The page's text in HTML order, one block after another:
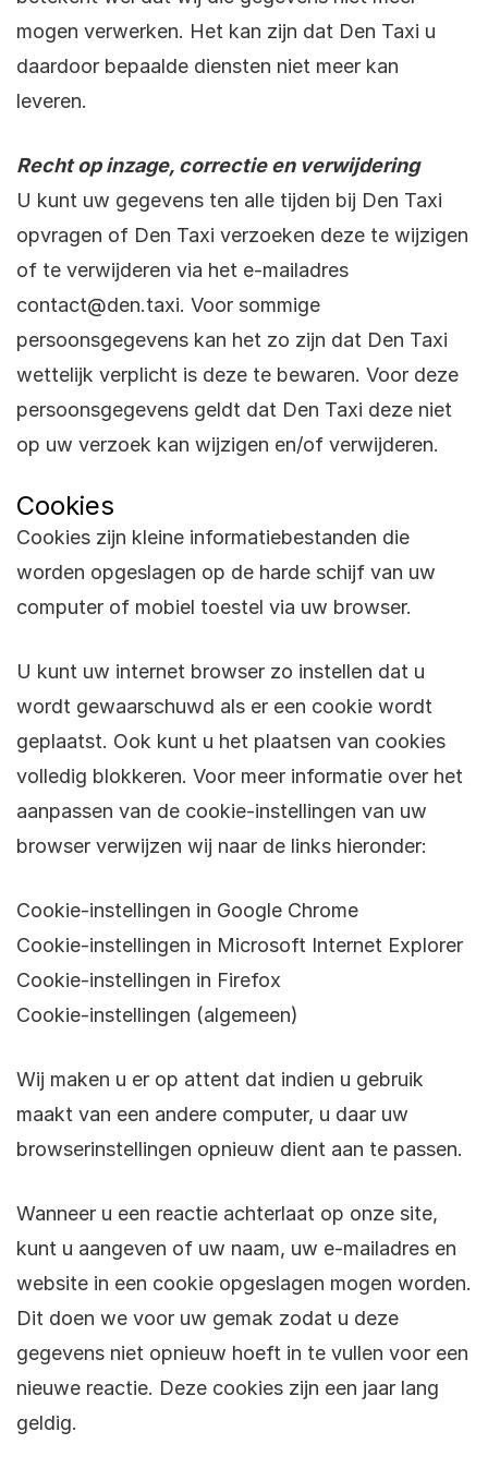
mogen verwerken. Het kan zijn dat Den Taxi u
daardoor bepaalde diensten niet meer kan
leveren.
Recht op inzage, correctie en verwijdering
U kunt uw gegevens ten alle tijden bij Den Taxi
opvragen of Den Taxi verzoeken deze te wijzigen
of te verwijderen via het e-mailadres
contact@den.taxi. Voor sommige
persoonsgegevens kan het zo zijn dat Den Taxi
wettelijk verplicht is deze te bewaren. Voor deze
persoonsgegevens geldt dat Den Taxi deze niet
op uw verzoek kan wijzigen en/of verwijderen.
Cookies
Cookies zijn kleine informatiebestanden die
worden opgeslagen op de harde schijf van uw
computer of mobiel toestel via uw browser.
U kunt uw internet browser zo instellen dat u
wordt gewaarschuwd als er een cookie wordt
geplaatst. Ook kunt u het plaatsen van cookies
volledig blokkeren. Voor meer informatie over het
aanpassen van de cookie-instellingen van uw
browser verwijzen wij naar de links hieronder:
Cookie-instellingen in Google Chrome
Cookie-instellingen in Microsoft Internet Explorer
Cookie-instellingen in Firefox
Cookie-instellingen (algemeen)
Wij maken u er op attent dat indien u gebruik
maakt van een andere computer, u daar uw
browserinstellingen opnieuw dient aan te passen.
Wanneer u een reactie achterlaat op onze site,
kunt u aangeven of uw naam, uw e-mailadres en
website in een cookie opgeslagen mogen worden.
Dit doen we voor uw gemak zodat u deze
gegevens niet opnieuw hoeft in te vullen voor een
nieuwe reactie. Deze cookies zijn een jaar lang
geldig.